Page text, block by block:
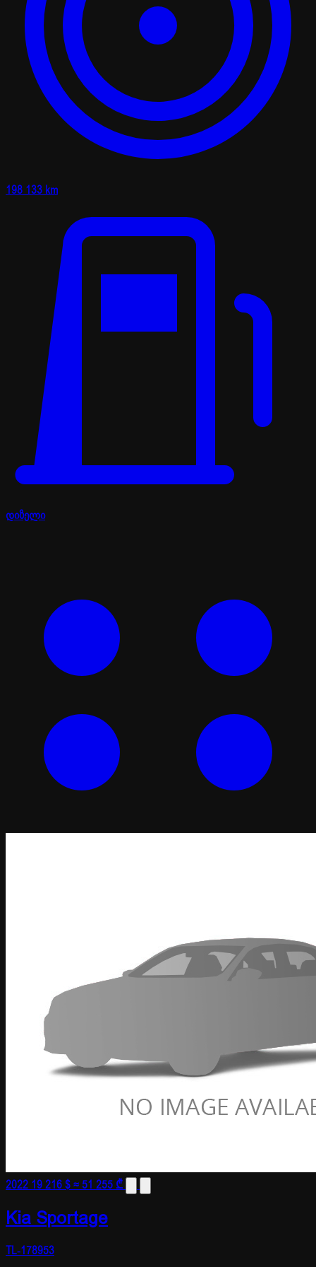
198 133 km
დიზელი
2022 19 216 $≈ 51 255 ₾
Kia Sportage
TL-178953